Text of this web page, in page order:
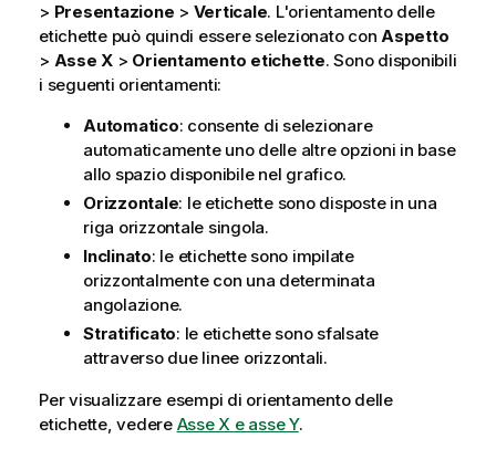
> Presentazione > Verticale. L'orientamento delle
etichette può quindi essere selezionato con Aspetto
> Asse X > Orientamento etichette. Sono disponibili
i seguenti orientamenti:
Automatico: consente di selezionare
automaticamente uno delle altre opzioni in base
allo spazio disponibile nel grafico.
Orizzontale: le etichette sono disposte in una
riga orizzontale singola.
Inclinato: le etichette sono impilate
orizzontalmente con una determinata
angolazione.
Stratificato: le etichette sono sfalsate
attraverso due linee orizzontali.
Per visualizzare esempi di orientamento delle
etichette, vedere Asse X e asse Y.